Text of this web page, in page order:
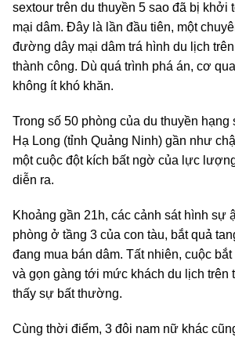
sextour trên du thuyền 5 sao đã bị khởi
mại dâm. Đây là lần đầu tiên, một
đường dây mại dâm trá hình du lịch
thành công. Dù quá trình phá án, cơ
không ít khó khăn.
Trong số 50 phòng của du thuyền hạng
Hạ Long (tỉnh Quảng Ninh) gần như
một cuộc đột kích bất ngờ của lực
diễn ra.
Khoảng gần 21h, các cảnh sát hình sự
phòng ở tầng 3 của con tàu, bắt quả
đang mua bán dâm. Tất nhiên, cuộc
và gọn gàng tới mức khách du lịch trên
thấy sự bất thường.
Cùng thời điểm, 3 đôi nam nữ khác